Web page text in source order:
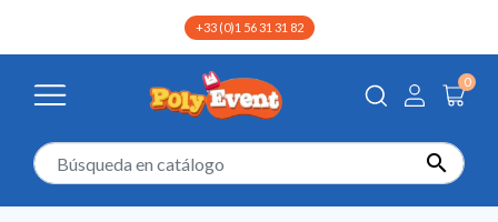
+33 (0)1 56 31 31 82

0
Newsroom